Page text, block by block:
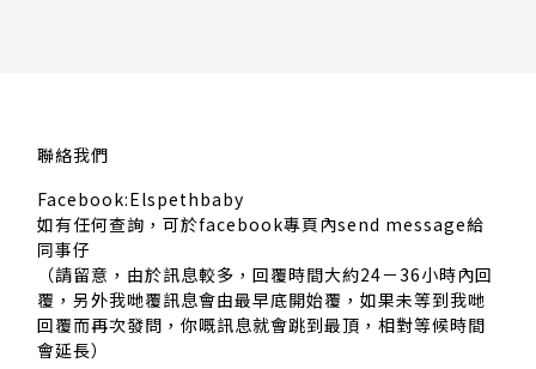
聯絡我們
Facebook:Elspethbaby
如有任何查詢，可於facebook專頁內send message給
同事仔
（請留意，由於訊息較多，回覆時間大約24－36小時內回
覆，另外我哋覆訊息會由最早底開始覆，如果未等到我哋
回覆而再次發問，你嘅訊息就會跳到最頂，相對等候時間
會延長）